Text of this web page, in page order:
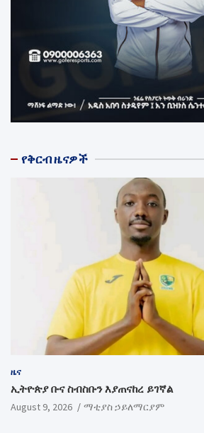
የቅርብ ዜናዎች
ዜና
ኢትዮጵያ ቡና ስብስቡን እያጠናከረ ይገኛል
August 9, 2026 ማቲያስ ኃይለማርያም